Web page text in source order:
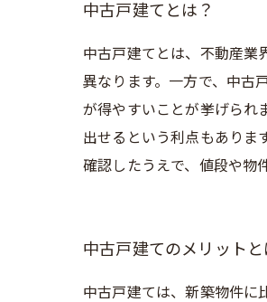
中古戸建てとは？
中古戸建てとは、不動産業
異なります。一方で、中古
が得やすいことが挙げられ
出せるという利点もありま
確認したうえで、値段や物
中古戸建てのメリットと
中古戸建ては、新築物件に